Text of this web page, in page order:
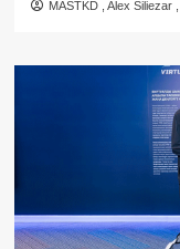
MASTKD Alex Siliezar